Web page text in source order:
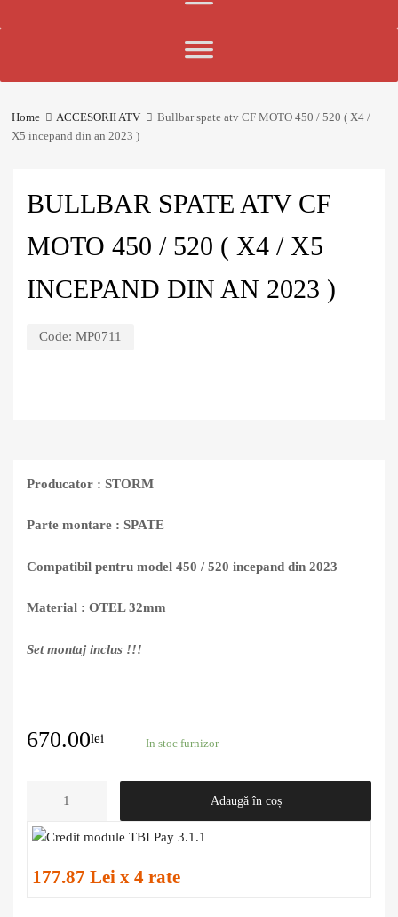
Home ACCESORII ATV
Bullbar spate atv CF MOTO 450 / 520 ( X4 /
X5 incepand din an 2023 )
BULLBAR SPATE ATV CF
MOTO 450 / 520 ( X4 / X5
INCEPAND DIN AN 2023 )
Code: MP0711
Producator : STORM
Parte montare : SPATE
Compatibil pentru model 450 / 520 incepand din 2023
Material : OTEL 32mm
Set montaj inclus !!!
670.00lei In stoc furnizor
Adaugă în coș
177.87 Lei x 4 rate